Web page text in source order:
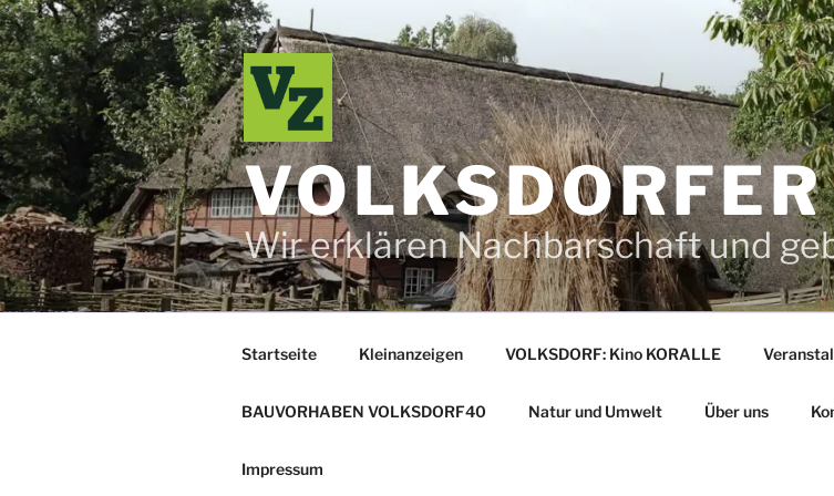
Zum
Inhalt
springen
Wir erklären Nachbarschaft und
Startseite Kleinanzeigen VOLKSDORF: Kino KORALLE
BAUVORHABEN VOLKSDORF40 Natur und Umwelt Über uns
Impressum